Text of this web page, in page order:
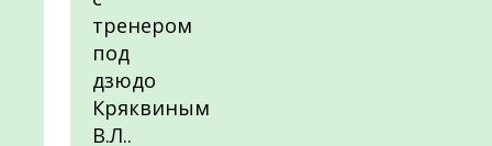
тренером
под
дзюдо
Кряквиным
В.Л..